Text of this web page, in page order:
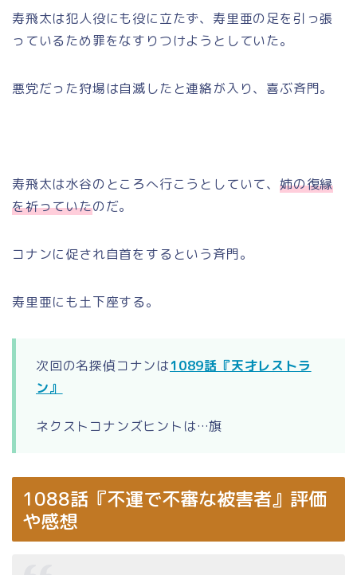
寿飛太は犯人役にも役に立たず、寿里亜の足を引っ張
っているため罪をなすりつけようとしていた。
悪党だった狩場は自滅したと連絡が入り、喜ぶ斉門。
寿飛太は水谷のところへ行こうとしていて、 姉の復縁
を祈っていたのだ。
コナンに促され自首をするという斉門。
寿里亜にも土下座する。
次回の名探偵コナンは1089話『天才レストラ
ン』
ネクストコナンズヒントは…旗
1088話『不運で不審な被害者』評価
や感想